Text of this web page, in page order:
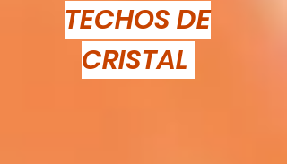
TECHOS DE
CRISTAL